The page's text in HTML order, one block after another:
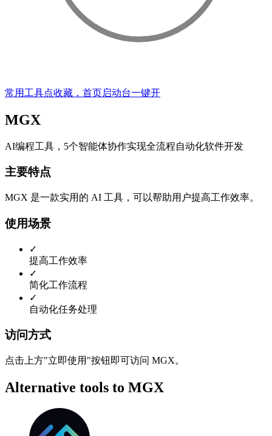
常用工具点收藏，首页启动台一键开
MGX
AI编程工具，5个智能体协作实现全流程自动化软件开发
主要特点
MGX 是一款实用的 AI 工具，可以帮助用户提高工作效率。
使用场景
✓
提高工作效率
✓
简化工作流程
✓
自动化任务处理
访问方式
点击上方"立即使用"按钮即可访问 MGX。
Alternative tools to MGX